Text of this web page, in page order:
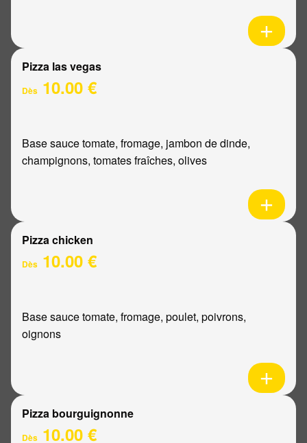
Pizza las vegas
Dès 10.00 €
Base sauce tomate, fromage, jambon de dinde,
champignons, tomates fraîches, olives
Pizza chicken
Dès 10.00 €
Base sauce tomate, fromage, poulet, poivrons,
oignons
Pizza bourguignonne
Dès 10.00 €